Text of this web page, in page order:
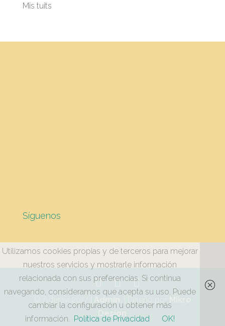
Mis tuits
Síguenos
Admin. | Diseño por
Utilizamos cookies propias y de terceros para mejorar
nuestros servicios y mostrarle información
relacionada con sus preferencias. Si continua
navegando, consideramos que acepta su uso. Puede
cambiar la configuración u obtener más
información. Política de Privacidad OK!